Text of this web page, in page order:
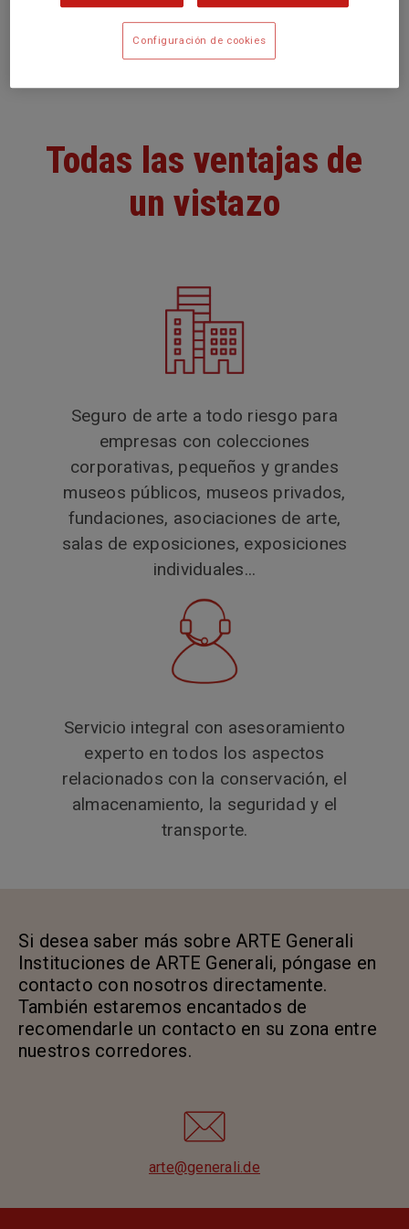
durante el transporte, el almacenamiento,
Todas las ventajas de
un vistazo
Seguro de arte a todo riesgo para
empresas con colecciones
corporativas, pequeños y grandes
museos públicos, museos privados,
fundaciones, asociaciones de arte,
salas de exposiciones, exposiciones
individuales...
Servicio integral con asesoramiento
experto en todos los aspectos
relacionados con la conservación, el
almacenamiento, la seguridad y el
transporte.
Si desea saber más sobre ARTE Generali
Instituciones de ARTE Generali, póngase en
contacto con nosotros directamente.
También estaremos encantados de
recomendarle un contacto en su zona entre
nuestros corredores.
arte@generali.de
Configuración de cookies